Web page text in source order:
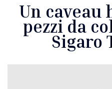
Un caveau
pezzi da
Sigaro